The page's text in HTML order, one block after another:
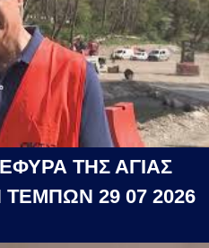
ΤΗΣ ΑΓΙΑΣ
29 07 2026